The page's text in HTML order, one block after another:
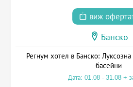
виж
Банско
Регнум хотел в Банско:
басейни
Дата: 01.08 - 31.08 +